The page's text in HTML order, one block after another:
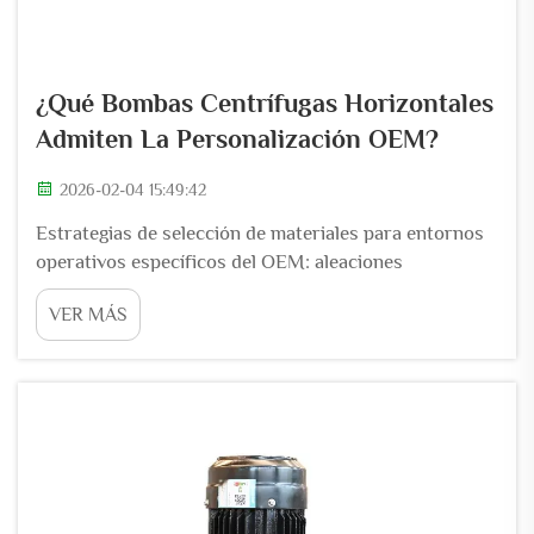
¿Qué Bombas Centrífugas Horizontales
Admiten La Personalización OEM?
2026-02-04 15:49:42
Estrategias de selección de materiales para entornos
operativos específicos del OEM: aleaciones
resistentes a la corrosión (acero inoxidable SS316L,
dúplex, Hastelloy) en las partes mojadas de las
bombas centrífugas horizontales. Cuando se trata de
VER MÁS